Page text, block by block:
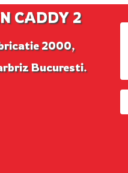
CADDY 2
2000,
Bucuresti.